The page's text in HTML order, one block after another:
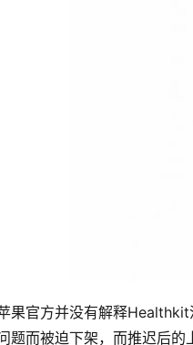
果官方并没有解释
题而被迫下架，而推迟后